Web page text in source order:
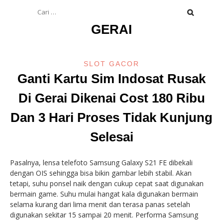
untuk:
GERAI
SLOT GACOR
Ganti Kartu Sim Indosat Rusak
Di Gerai Dikenai Cost 180 Ribu
Dan 3 Hari Proses Tidak Kunjung
Selesai
Pasalnya, lensa telefoto Samsung Galaxy S21 FE dibekali
dengan OIS sehingga bisa bikin gambar lebih stabil. Akan
tetapi, suhu ponsel naik dengan cukup cepat saat digunakan
bermain game. Suhu mulai hangat kala digunakan bermain
selama kurang dari lima menit dan terasa panas setelah
digunakan sekitar 15 sampai 20 menit. Performa Samsung